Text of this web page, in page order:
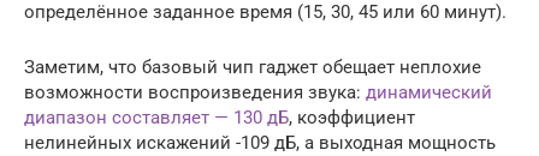
определённое заданное время (15, 30, 45 или 60 минут).
Заметим, что базовый чип гаджет обещает неплохие
возможности воспроизведения звука: динамический
диапазон составляет — 130 дБ, коэффициент
нелинейных искажений -109 дБ, а выходная мощность